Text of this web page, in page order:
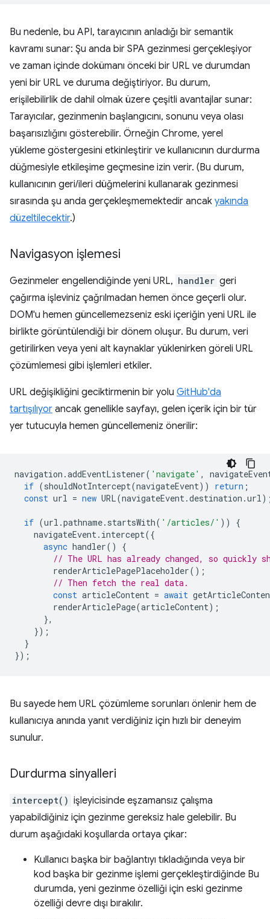
Bu nedenle, bu API, tarayıcının anladığı bir semantik
kavramı sunar: Şu anda bir SPA gezinmesi gerçekleşiyor
ve zaman içinde dokümanı önceki bir URL ve durumdan
yeni bir URL ve duruma değiştiriyor. Bu durum,
erişilebilirlik de dahil olmak üzere çeşitli avantajlar sunar:
Tarayıcılar, gezinmenin başlangıcını, sonunu veya olası
başarısızlığını gösterebilir. Örneğin Chrome, yerel
yükleme göstergesini etkinleştirir ve kullanıcının durdurma
düğmesiyle etkileşime geçmesine izin verir. (Bu durum,
kullanıcının geri/ileri düğmelerini kullanarak gezinmesi
sırasında şu anda gerçekleşmemektedir ancak yakında
düzeltilecektir.)
Navigasyon işlemesi
Gezinmeler engellendiğinde yeni URL, handler geri
çağırma işleviniz çağrılmadan hemen önce geçerli olur.
DOM'u hemen güncellemezseniz eski içeriğin yeni URL ile
birlikte görüntülendiği bir dönem oluşur. Bu durum, veri
getirilirken veya yeni alt kaynaklar yüklenirken göreli URL
çözümlemesi gibi işlemleri etkiler.
URL değişikliğini geciktirmenin bir yolu GitHub'da
tartışılıyor ancak genellikle sayfayı, gelen içerik için bir tür
yer tutucuyla hemen güncellemeniz önerilir:
navigation .addEventListener( 'navigate' ,
if (shouldNotIntercept(navigateEvent)) return ;
const url = new URL(navigateEvent.destination .url
if (url .pathname. startsWith( '/articles/' ))
{
navigateEvent. intercept({
async handler()
{
// The URL has already changed, so quickly
renderArticlePagePlaceholder();
// Then fetch the real data.
const articleContent = await
renderArticlePage(articleContent);
},
});
}
});
Bu sayede hem URL çözümleme sorunları önlenir hem de
kullanıcıya anında yanıt verdiğiniz için hızlı bir deneyim
sunulur.
Durdurma sinyalleri
intercept() işleyicisinde eşzamansız çalışma
yapabildiğiniz için gezinme gereksiz hale gelebilir. Bu
durum aşağıdaki koşullarda ortaya çıkar:
Kullanıcı başka bir bağlantıyı tıkladığında veya bir
kod başka bir gezinme işlemi gerçekleştirdiğinde Bu
durumda, yeni gezinme özelliği için eski gezinme
özelliği devre dışı bırakılır.